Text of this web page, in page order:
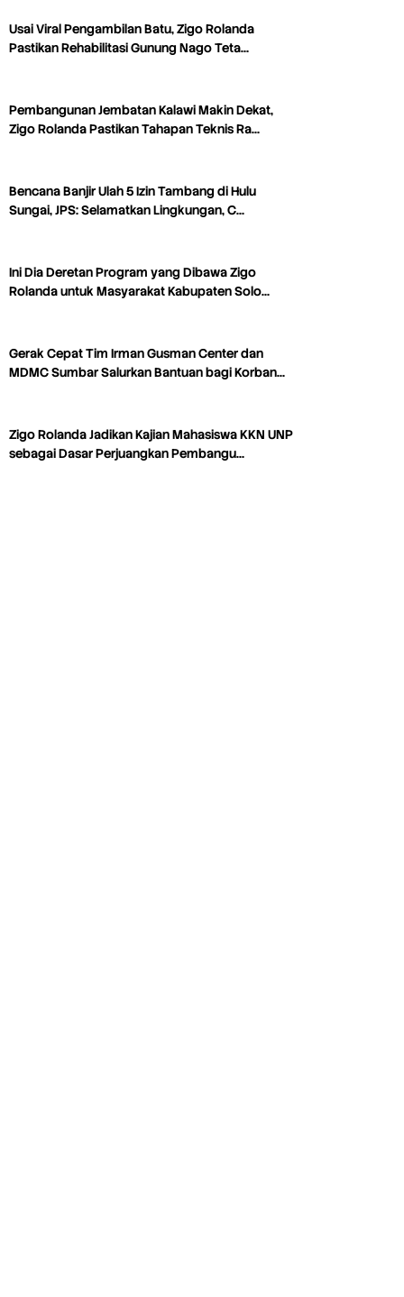
Usai Viral Pengambilan Batu, Zigo Rolanda
Pastikan Rehabilitasi Gunung Nago Teta…
Pembangunan Jembatan Kalawi Makin Dekat,
Zigo Rolanda Pastikan Tahapan Teknis Ra…
Bencana Banjir Ulah 5 Izin Tambang di Hulu
Sungai, JPS: Selamatkan Lingkungan, C…
Ini Dia Deretan Program yang Dibawa Zigo
Rolanda untuk Masyarakat Kabupaten Solo…
Gerak Cepat Tim Irman Gusman Center dan
MDMC Sumbar Salurkan Bantuan bagi Korban…
Zigo Rolanda Jadikan Kajian Mahasiswa KKN UNP
sebagai Dasar Perjuangkan Pembangu…